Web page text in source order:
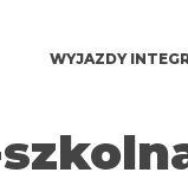
WYJAZDY